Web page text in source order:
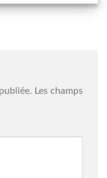
Les champs